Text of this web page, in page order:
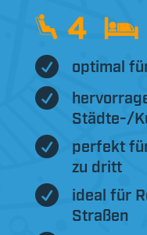
 optimal

Städte-/

perfekt
zu dritt

ideal für
Straßen